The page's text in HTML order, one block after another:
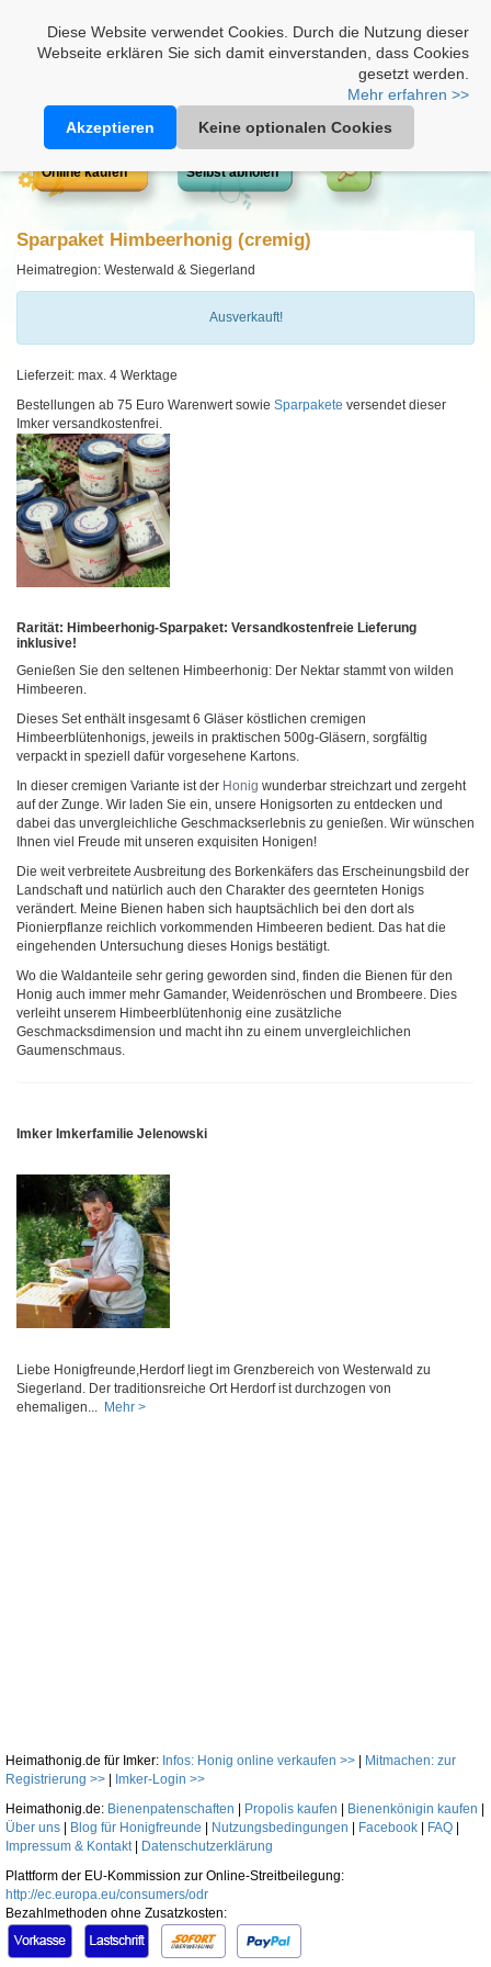
Diese Website verwendet Cookies. Durch die Nutzung dieser
Webseite erklären Sie sich damit einverstanden, dass Cookies
gesetzt werden.
Mehr erfahren >>
Akzeptieren
Keine optionalen Cookies
Online kaufen Selbst abholen
Sparpaket Himbeerhonig (cremig)
Heimatregion: Westerwald & Siegerland
Ausverkauft!
Lieferzeit: max. 4 Werktage
Bestellungen ab 75 Euro Warenwert sowie Sparpakete versendet dieser
Imker versandkostenfrei.
Rarität: Himbeerhonig-Sparpaket: Versandkostenfreie Lieferung
inklusive!
Genießen Sie den seltenen Himbeerhonig: Der Nektar stammt von wilden
Himbeeren.
Dieses Set enthält insgesamt 6 Gläser köstlichen cremigen
Himbeerblütenhonigs, jeweils in praktischen 500g-Gläsern, sorgfältig
verpackt in speziell dafür vorgesehene Kartons.
In dieser cremigen Variante ist der Honig wunderbar streichzart und zergeht
auf der Zunge. Wir laden Sie ein, unsere Honigsorten zu entdecken und
dabei das unvergleichliche Geschmackserlebnis zu genießen. Wir wünschen
Ihnen viel Freude mit unseren exquisiten Honigen!
Die weit verbreitete Ausbreitung des Borkenkäfers das Erscheinungsbild der
Landschaft und natürlich auch den Charakter des geernteten Honigs
verändert. Meine Bienen haben sich hauptsächlich bei den dort als
Pionierpflanze reichlich vorkommenden Himbeeren bedient. Das hat die
eingehenden Untersuchung dieses Honigs bestätigt.
Wo die Waldanteile sehr gering geworden sind, finden die Bienen für den
Honig auch immer mehr Gamander, Weidenröschen und Brombeere. Dies
verleiht unserem Himbeerblütenhonig eine zusätzliche
Geschmacksdimension und macht ihn zu einem unvergleichlichen
Gaumenschmaus.
Imker Imkerfamilie Jelenowski
Liebe Honigfreunde,Herdorf liegt im Grenzbereich von Westerwald zu
Siegerland. Der traditionsreiche Ort Herdorf ist durchzogen von
ehemaligen... Mehr >
Heimathonig.de für Imker: Infos: Honig online verkaufen >>
Mitmachen: zur
Registrierung >>
Imker-Login >>
Heimathonig.de: Bienenpatenschaften Propolis kaufen Bienenkönigin kaufen
Über uns
Blog für Honigfreunde Nutzungsbedingungen Facebook FAQ
Impressum & Kontakt|
Datenschutzerklärung
Plattform der EU-Kommission zur Online-Streitbeilegung:
http://ec.europa.eu/consumers/odr
Bezahlmethoden ohne Zusatzkosten: